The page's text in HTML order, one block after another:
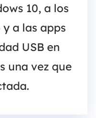
10, a los
a las apps
USB en
una vez que